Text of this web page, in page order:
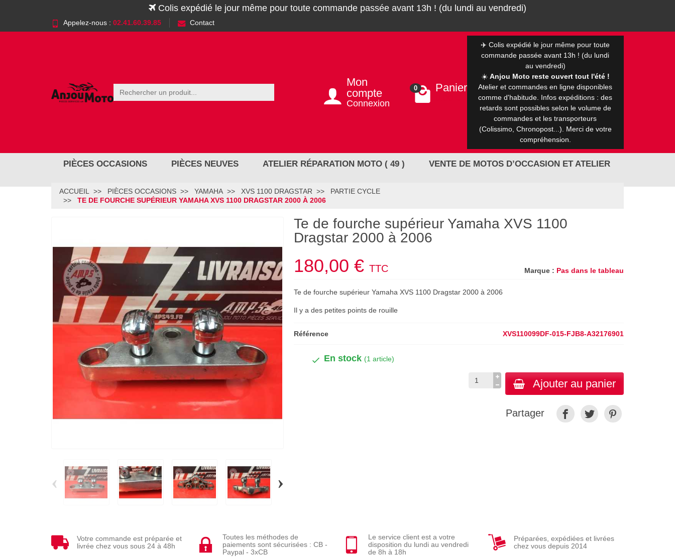
Colis expédié le jour même pour toute commande passée avant 13h ! (du lundi au vendredi)
Appelez-nous : 02.41.60.39.85 Contact
Mon
compte
Connexion
0 Panier
✈️ Colis expédié le jour même pour toute
commande passée avant 13h ! (du lundi
au vendredi)
☀️ Anjou Moto reste ouvert tout l'été !
Atelier et commandes en ligne disponibles
comme d'habitude. Infos expéditions : des
retards sont possibles selon le volume de
commandes et les transporteurs
(Colissimo, Chronopost...). Merci de votre
compréhension.
PIÈCES OCCASIONS PIÈCES NEUVES ATELIER RÉPARATION MOTO ( 49 ) VENTE DE MOTOS D’OCCASION ET ATELIER
ACCUEIL PIÈCES OCCASIONS YAMAHA XVS 1100 DRAGSTAR
PARTIE CYCLE
TE DE FOURCHE SUPÉRIEUR YAMAHA XVS 1100 DRAGSTAR 2000 À 2006
‹ ›
Te de fourche supérieur Yamaha XVS 1100
Dragstar 2000 à 2006
Marque : Pas dans le tableau
180,00 €TTC
Te de fourche supérieur Yamaha XVS 1100 Dragstar 2000 à 2006
​​​​​​​Il y a des petites points de rouille
Référence XVS110099DF-015-FJB8-A32176901
En stock (1 article)
Ajouter au panier
Partager
Votre commande est préparée et
livrée chez vous sous 24 à 48h
Toutes les méthodes de
paiements sont sécurisées : CB -
Paypal - 3xCB
Le service client est a votre
disposition du lundi au vendredi
de 8h à 18h
Préparées, expédiées et livrées
chez vous depuis 2014